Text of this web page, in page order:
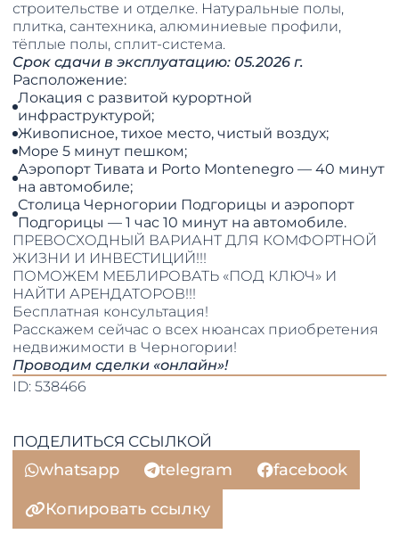
строительстве и отделке. Натуральные полы,
плитка, сантехника, алюминиевые профили,
тёплые полы, сплит-система.
Срок сдачи в эксплуатацию: 05.2026 г.
Расположение:
Локация с развитой курортной
инфраструктурой;
Живописное, тихое место, чистый воздух;
Море 5 минут пешком;
Аэропорт Тивата и Porto Montenegro — 40 минут
на автомобиле;
Столица Черногории Подгорицы и аэропорт
Подгорицы — 1 час 10 минут на автомобиле.
ПРЕВОСХОДНЫЙ ВАРИАНТ ДЛЯ КОМФОРТНОЙ
ЖИЗНИ И ИНВЕСТИЦИЙ!!!
ПОМОЖЕМ МЕБЛИРОВАТЬ «ПОД КЛЮЧ» И
НАЙТИ АРЕНДАТОРОВ!!!
Бесплатная консультация!
Расскажем сейчас о всех нюансах приобретения
недвижимости в Черногории!
Проводим сделки «онлайн»!
ID: 538466
ПОДЕЛИТЬСЯ ССЫЛКОЙ
whatsapp telegram
facebook
Копировать ссылку